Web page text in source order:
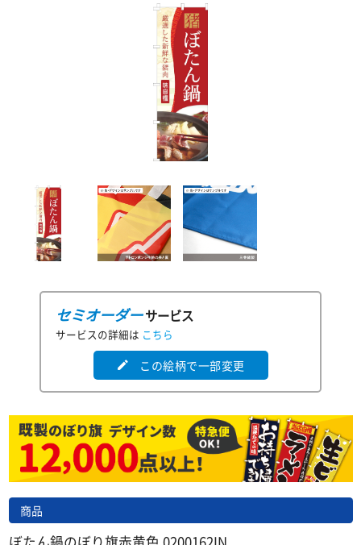
セミオーダーサービス
サービスの詳細は こちら
edit この絵柄で一部変更
商品